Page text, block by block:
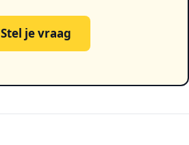
Stel je vraag